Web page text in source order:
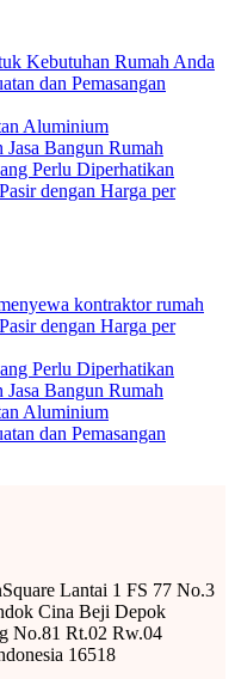
Kebutuhan Rumah Anda
dan Pemasangan
Aluminium
Bangun Rumah
Perlu Diperhatikan
dengan Harga per
kontraktor rumah
dengan Harga per
Perlu Diperhatikan
Bangun Rumah
Aluminium
dan Pemasangan
Lantai 1 FS 77 No.3
Cina Beji Depok
No.81 Rt.02 Rw.04
16518